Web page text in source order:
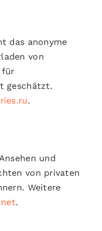
das anonyme
von
für
geschätzt.
.
und
von privaten
Weitere
.